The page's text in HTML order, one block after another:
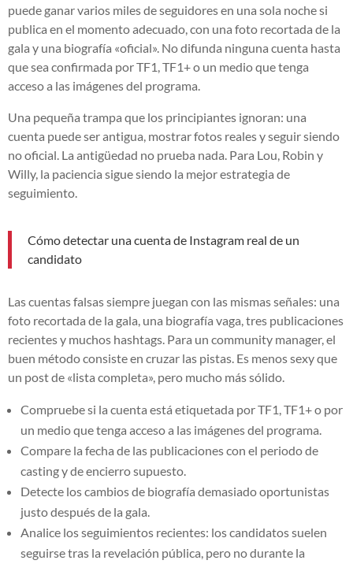
puede ganar varios miles de seguidores en una sola noche si
publica en el momento adecuado, con una foto recortada de la
gala y una biografía «oficial». No difunda ninguna cuenta hasta
que sea confirmada por TF1, TF1+ o un medio que tenga
acceso a las imágenes del programa.
Una pequeña trampa que los principiantes ignoran: una
cuenta puede ser antigua, mostrar fotos reales y seguir siendo
no oficial. La antigüedad no prueba nada. Para Lou, Robin y
Willy, la paciencia sigue siendo la mejor estrategia de
seguimiento.
Cómo detectar una cuenta de Instagram real de un
candidato
Las cuentas falsas siempre juegan con las mismas señales: una
foto recortada de la gala, una biografía vaga, tres publicaciones
recientes y muchos hashtags. Para un community manager, el
buen método consiste en cruzar las pistas. Es menos sexy que
un post de «lista completa», pero mucho más sólido.
Compruebe si la cuenta está etiquetada por TF1, TF1+ o por
un medio que tenga acceso a las imágenes del programa.
Compare la fecha de las publicaciones con el periodo de
casting y de encierro supuesto.
Detecte los cambios de biografía demasiado oportunistas
justo después de la gala.
Analice los seguimientos recientes: los candidatos suelen
seguirse tras la revelación pública, pero no durante la